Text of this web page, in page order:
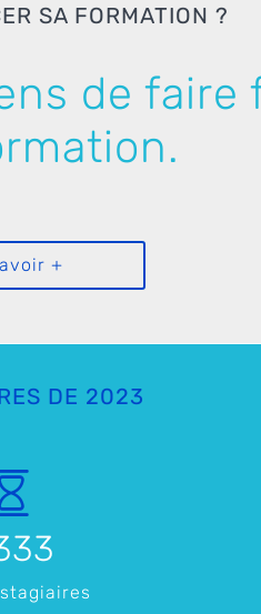
SA FORMATION ?
de faire
+
DE 2023